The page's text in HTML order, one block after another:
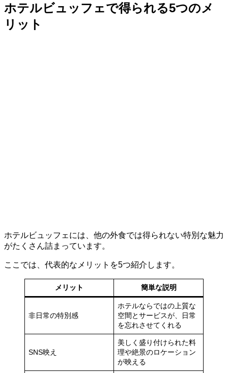
ホテルビュッフェで得られる5つのメ
リット
ホテルビュッフェには、他の外食では得られない特別な魅力
がたくさん詰まっています。
ここでは、代表的なメリットを5つ紹介します。
メリット 簡単な説明
非日常の特別感
ホテルならではの上質な
空間とサービスが、日常
を忘れさせてくれる
SNS映え
美しく盛り付けられた料
理や絶景のロケーション
が映える